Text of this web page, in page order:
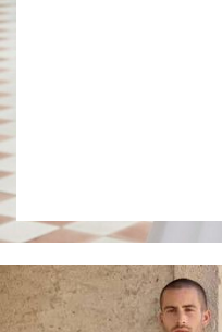
Collection 2027